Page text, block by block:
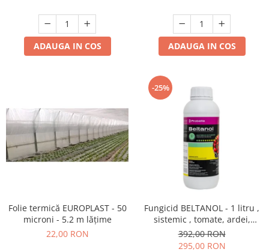
ADAUGA IN COS ADAUGA IN COS
Folie termică EUROPLAST - 50
microni - 5.2 m lățime
22,00 RON
-25%
Fungicid BELTANOL - 1 litru ,
sistemic , tomate, ardei,
ofilirea vasculara
392,00 RON
295,00 RON